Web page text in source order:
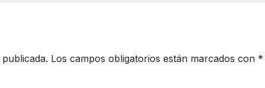
Los campos obligatorios están marcados con *